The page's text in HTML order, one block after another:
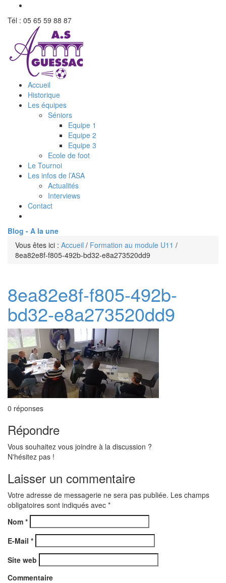
Tél : 05 65 59 88 87
Accueil
Historique
Les équipes
Séniors
Equipe 1
Equipe 2
Equipe 3
Ecole de foot
Le Tournoi
Les infos de l’ASA
Actualités
Interviews
Contact
Blog - A la une
Vous êtes ici : Accueil / Formation au module U11 /
8ea82e8f-f805-492b-bd32-e8a273520dd9
8ea82e8f-f805-492b-
bd32-e8a273520dd9
0 réponses
Répondre
Vous souhaitez vous joindre à la discussion ?
N'hésitez pas !
Laisser un commentaire
Votre adresse de messagerie ne sera pas publiée. Les champs
obligatoires sont indiqués avec *
Nom *
E-Mail *
Site web
Commentaire